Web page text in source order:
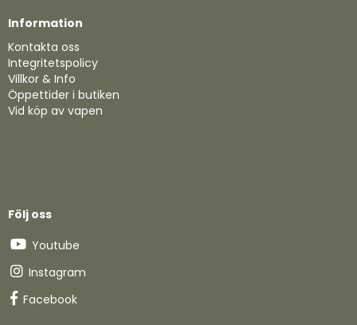
Information
Kontakta oss
Integritetspolicy
Villkor & Info
Öppettider i butiken
Vid köp av vapen
Följ oss
Youtube
Instagram
Facebook